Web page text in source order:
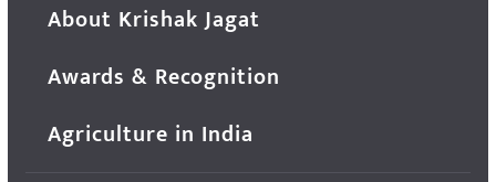
About Krishak Jagat
Awards & Recognition
Agriculture in India